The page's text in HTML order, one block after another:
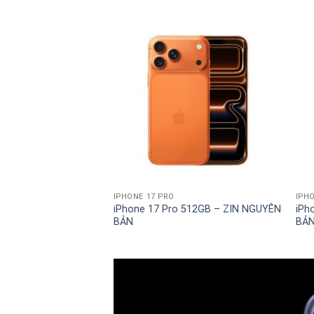
IPHONE 17 PRO
iPhone 17 Pro 512GB – ZIN NGUYÊN
BẢN
BẢN